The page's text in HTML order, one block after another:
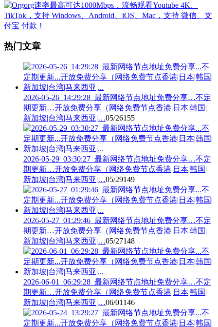
热门文章
2026-05-26_14:29:28_最新网络节点地址免费分享…不定
期更新…开放免费分享（网络免费节点香港|日本|韩国|
新加坡|台湾|马来西亚|…05/26155
2026-05-29_03:30:27_最新网络节点地址免费分享…不定
期更新…开放免费分享（网络免费节点香港|日本|韩国|
新加坡|台湾|马来西亚|…05/29149
2026-05-27_01:29:46_最新网络节点地址免费分享…不定
期更新…开放免费分享（网络免费节点香港|日本|韩国|
新加坡|台湾|马来西亚|…05/27148
2026-06-01_06:29:28_最新网络节点地址免费分享…不定
期更新…开放免费分享（网络免费节点香港|日本|韩国|
新加坡|台湾|马来西亚|…06/01 146